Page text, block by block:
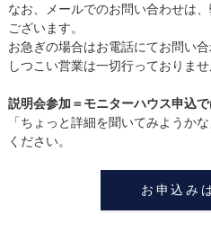
なお、メールでのお問い合わせは
ございます。
お急ぎの場合はお電話にてお問い合
しつこい営業は一切行っておりま
説明会参加＝モニターハウス申込で
「ちょっと詳細を聞いてみようか
ください。
お申込み